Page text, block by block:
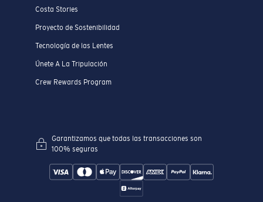
Costa Stories
Proyecto de Sostenibilidad
Tecnología de las Lentes
Únete A La Tripulación
Crew Rewards Program
Garantizamos que todas las transacciones son
100% seguras